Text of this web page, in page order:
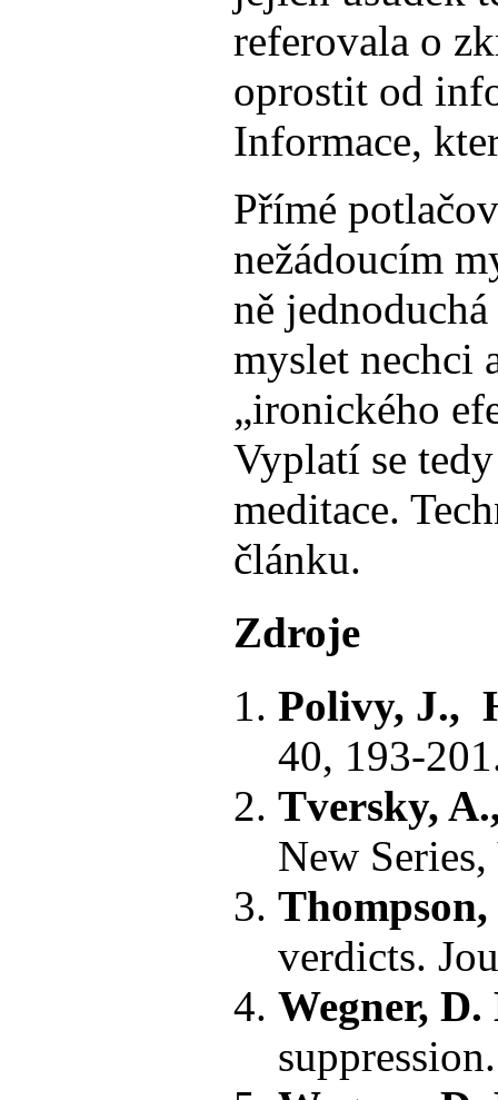
referovala o
oprostit od
Informace,
Přímé
nežádoucím
ně
myslet nechci
„ironického
Vyplatí se
meditace.
článku.
Zdroje
Polivy, J.,
40, 193-
Tversky,
New
verdicts.
Wegner,